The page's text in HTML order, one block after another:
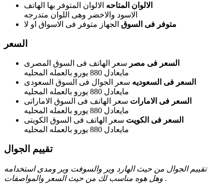
الالوان المتاحه الالوان المتوفر بها الهاتف
الاسود والاخضر وهى اللوان متدرجه
متوفر فى السوق الجهاز متوفر فى الاسواق او لا
السعر
السعر فى مصر سعر الهاتف فى السوق المصرى
مايعادل 880 يورو بالعمله المحليه
السعر فى السعوديه سعر الجوال فى السوق السعودى
مايعادل 880 يورو بالعمله المحليه
السعر فى الامارات سعر الهاتف فى السوق الاماراتى
مايعادل 880 يورو بالعمله المحليه
السعر فى الكويت سعر الهاتف فى السوق الكويتى
مايعادل 880 يورو بالعمله المحليه
تقييم الجوال
تقييم الجوال من حيث الهارد وير والسوفت وير ومدى استخدامه
وهل هوه مناسب لك من حيث السعر والمواصفات .